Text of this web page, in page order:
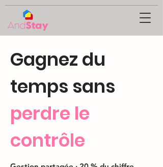
Gagnez du
temps sans
perdre le
contrôle